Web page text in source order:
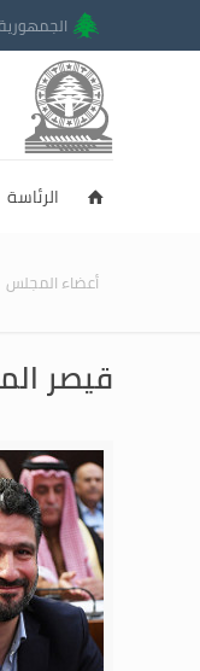
الجمهورية
الرئاسة
أعضاء المجلس
قيصر